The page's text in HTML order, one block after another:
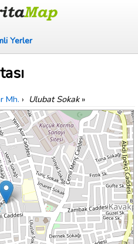
Yerler
Mh. › Ulubat Sokak»